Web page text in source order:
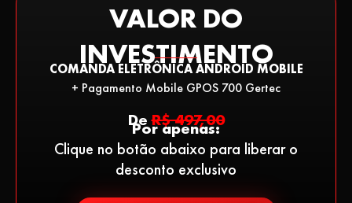
VALOR DO
INVESTIMENTO
COMANDA ELETRÔNICA ANDROID MOBILE
+ Pagamento Mobile GPOS 700 Gertec
DeR$ 497,00
Por apenas:
Clique no botão abaixo para liberar o
desconto exclusivo